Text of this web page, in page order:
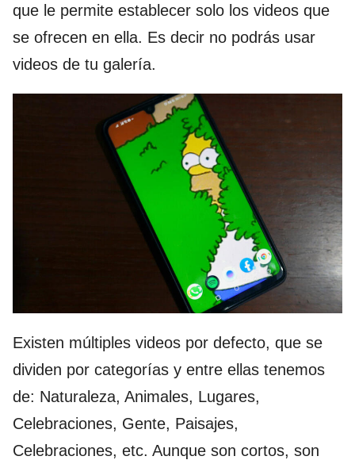
que le permite establecer solo los videos que
se ofrecen en ella. Es decir no podrás usar
videos de tu galería.
Existen múltiples videos por defecto, que se
dividen por categorías y entre ellas tenemos
de: Naturaleza, Animales, Lugares,
Celebraciones, Gente, Paisajes,
Celebraciones, etc. Aunque son cortos, son